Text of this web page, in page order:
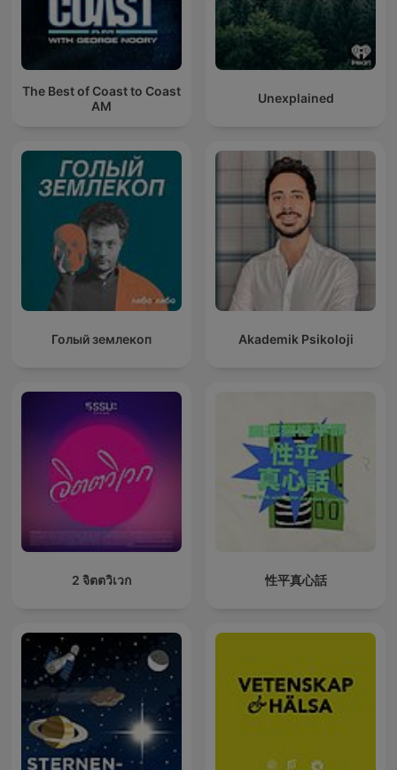
The Best of Coast to Coast
AM
Unexplained
Голый землекоп Akademik Psikoloji
2 จิตตวิเวก 性平真心話